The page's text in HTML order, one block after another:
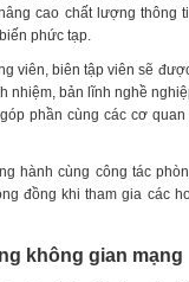
cao chất lượng thông
phức tạp.
viên, biên tập viên sẽ
nhiệm, bản lĩnh nghề
phần cùng các cơ
hành cùng công tác
đồng khi tham gia các
không gian mạng